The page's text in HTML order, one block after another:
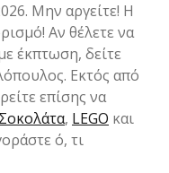
Μην αργείτε! Η
Αν θέλετε να
έκπτωση, δείτε
Εκτός από
επίσης να
Σοκολάτα, LEGO και
ό, τι